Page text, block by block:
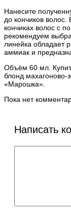
Нанесите
до кончиков
кончиках волос с
рекомендуем
линейка обладает
аммиак и
Объём 60 мл.
блонд махагоново-
«Марошка».
Пока нет
Написать